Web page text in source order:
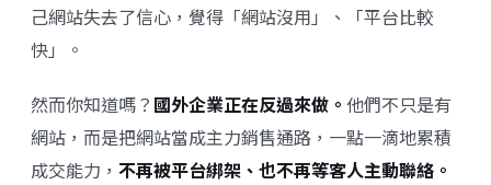
己網站失去了信心，覺得「網站沒用」、「平台比較
快」。
然而你知道嗎？ 國外企業正在反過來做。 他們不只是有
網站，而是把網站當成主力銷售通路，一點一滴地累積
成交能力， 不再被平台綁架、也不再等客人主動聯絡。